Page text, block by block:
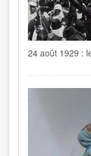
24 août 1929 :